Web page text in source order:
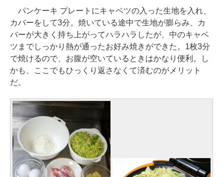
パンケーキ プレートにキャベツの入った生地を入れ、
カバーをして3分。焼いている途中で生地が膨らみ、カ
バーが大きく持ち上がってハラハラしたが、中のキャベ
ツまでしっかり熱が通ったお好み焼きができた。1枚3分
で焼けるので、お腹が空いているときはかなり便利。し
かも、ここでもひっくり返さなくて済むのがメリット
だ。